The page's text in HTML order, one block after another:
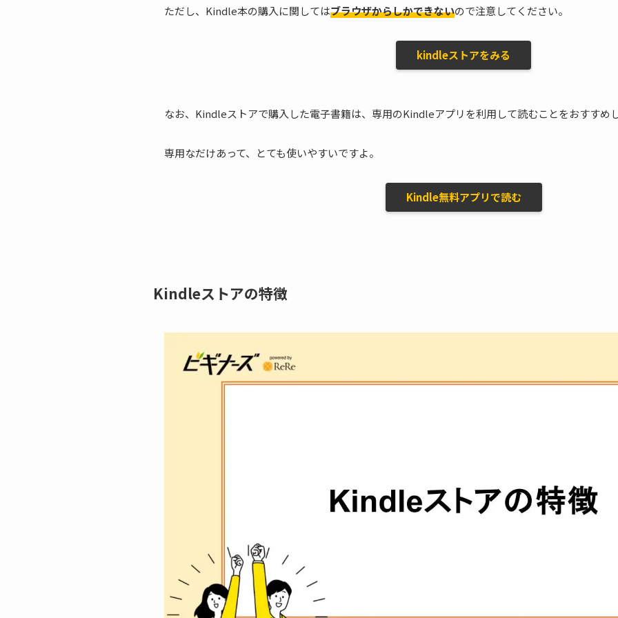
ただし、Kindle本の購入に関してはブラウザからしかできないので注意してください。
kindleストアをみる
なお、Kindleストアで購入した電子書籍は、専用のKindleアプリを利用して読むことをおすすめ
専用なだけあって、とても使いやすいですよ。
Kindle無料アプリで読む
Kindleストアの特徴